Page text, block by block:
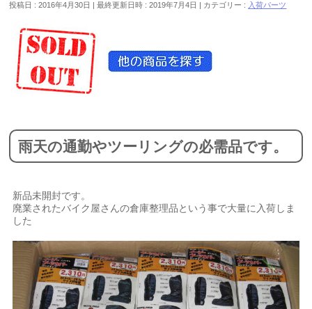
投稿日 : 2016年4月30日 最終更新日時 : 2019年7月4日 カテゴリー : 入荷パーツ
雨天の通勤やツーリングの必需品です。
新品未開封です。
廃業されたバイク屋さんの倉庫整理品という事で大量に入荷しま
した